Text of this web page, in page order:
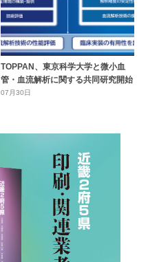
TOPPAN、東京科学大学と微小血
管・血流解析に関する共同研究開始
07月30日